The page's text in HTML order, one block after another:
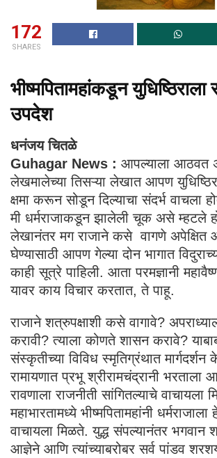
172
SHARES
भीष्मपितामहांकडून युधिष्ठिराला
उपदेश
धनंजय चितळे
Guhagar News : आपल्याला आठवत
लेखमालेच्या तिसऱ्या लेखात आपण
क्षमा करून सोडून दिल्याचा संदर्भ वाचला
मी धर्मराजाकडून झालेली चूक असे म्हटले
लेखानंतर मग राजाने कसे वागणे
घेण्यासाठी आपण गेल्या दोन भागात
काही सूत्रे पाहिली. आता परमज्ञानी
यावर काय विचार करतात, ते पाहू.
राजाने शत्रुपक्षाशी कसे वागावे?
करावी? त्याला कोणते शासन करावे?
संस्कृतीच्या विविध स्मृतिग्रंथात
रामायणात प्रभू श्रीरामचंद्रानी भरताला
रावणाला राजनीती सांगितल्याचे वाचायला
महाभारतामध्ये भीष्मपितामहांनी
वाचायला मिळते. युद्ध संपल्यानंतर भगवान
आज्ञेने आणि त्यांच्याबरोबर सर्व पांडव